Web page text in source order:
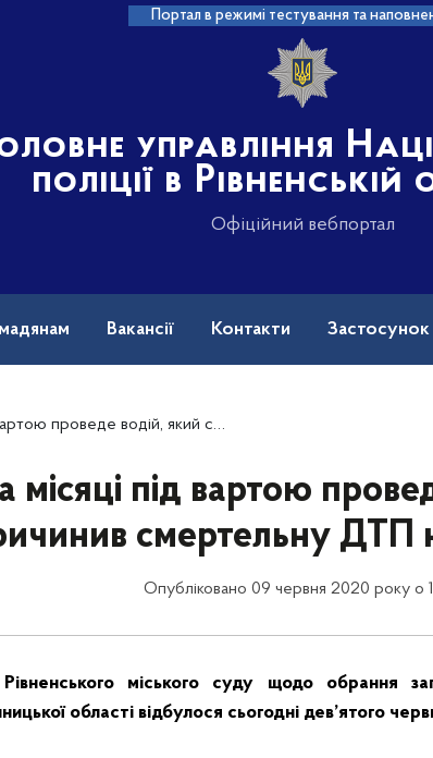
Портал в режимі тестування та
управління
поліції в Рівненській
Офіційний вебпортал
Вакансії Контакти Застосунок
водій, який спричинив смертельну ДТП на Рівненщині
місяці під вартою
смертельну ДТП
Опубліковано 09 червня 2020 року о
Рівненського міського суду щодо обрання
області відбулося сьогодні дев’ятого